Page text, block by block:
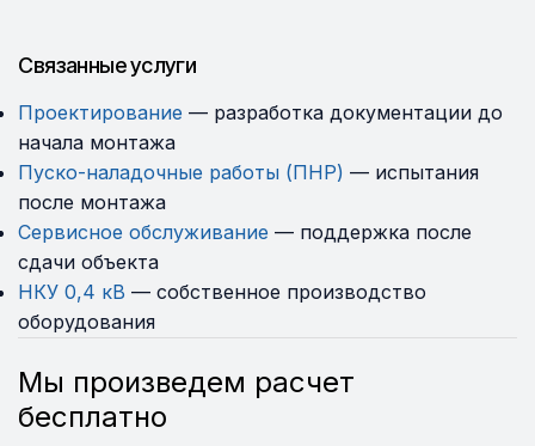
Связанные услуги
Проектирование — разработка документации до
начала монтажа
Пуско-наладочные работы (ПНР) — испытания
после монтажа
Сервисное обслуживание — поддержка после
сдачи объекта
НКУ 0,4 кВ — собственное производство
оборудования
Мы произведем расчет
бесплатно